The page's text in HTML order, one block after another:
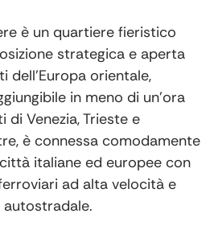
è un quartiere fieristico
strategica e aperta
dell’Europa orientale,
in meno di un’ora
di Venezia, Trieste e
è connessa comodamente
italiane ed europee con
ad alta velocità e
autostradale.